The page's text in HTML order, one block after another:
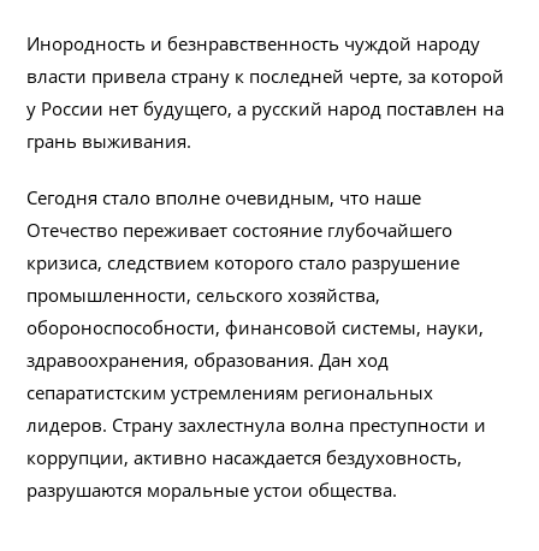
Инородность и безнравственность чуждой народу
власти привела страну к последней черте, за которой
у России нет будущего, а русский народ поставлен на
грань выживания.
Сегодня стало вполне очевидным, что наше
Отечество переживает состояние глубочайшего
кризиса, следствием которого стало разрушение
промышленности, сельского хозяйства,
обороноспособности, финансовой системы, науки,
здравоохранения, образования. Дан ход
сепаратистским устремлениям региональных
лидеров. Страну захлестнула волна преступности и
коррупции, активно насаждается бездуховность,
разрушаются моральные устои общества.